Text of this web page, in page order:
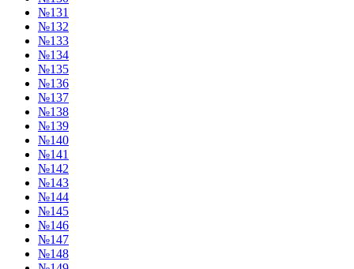
№131
№132
№133
№134
№135
№136
№137
№138
№139
№140
№141
№142
№143
№144
№145
№146
№147
№148